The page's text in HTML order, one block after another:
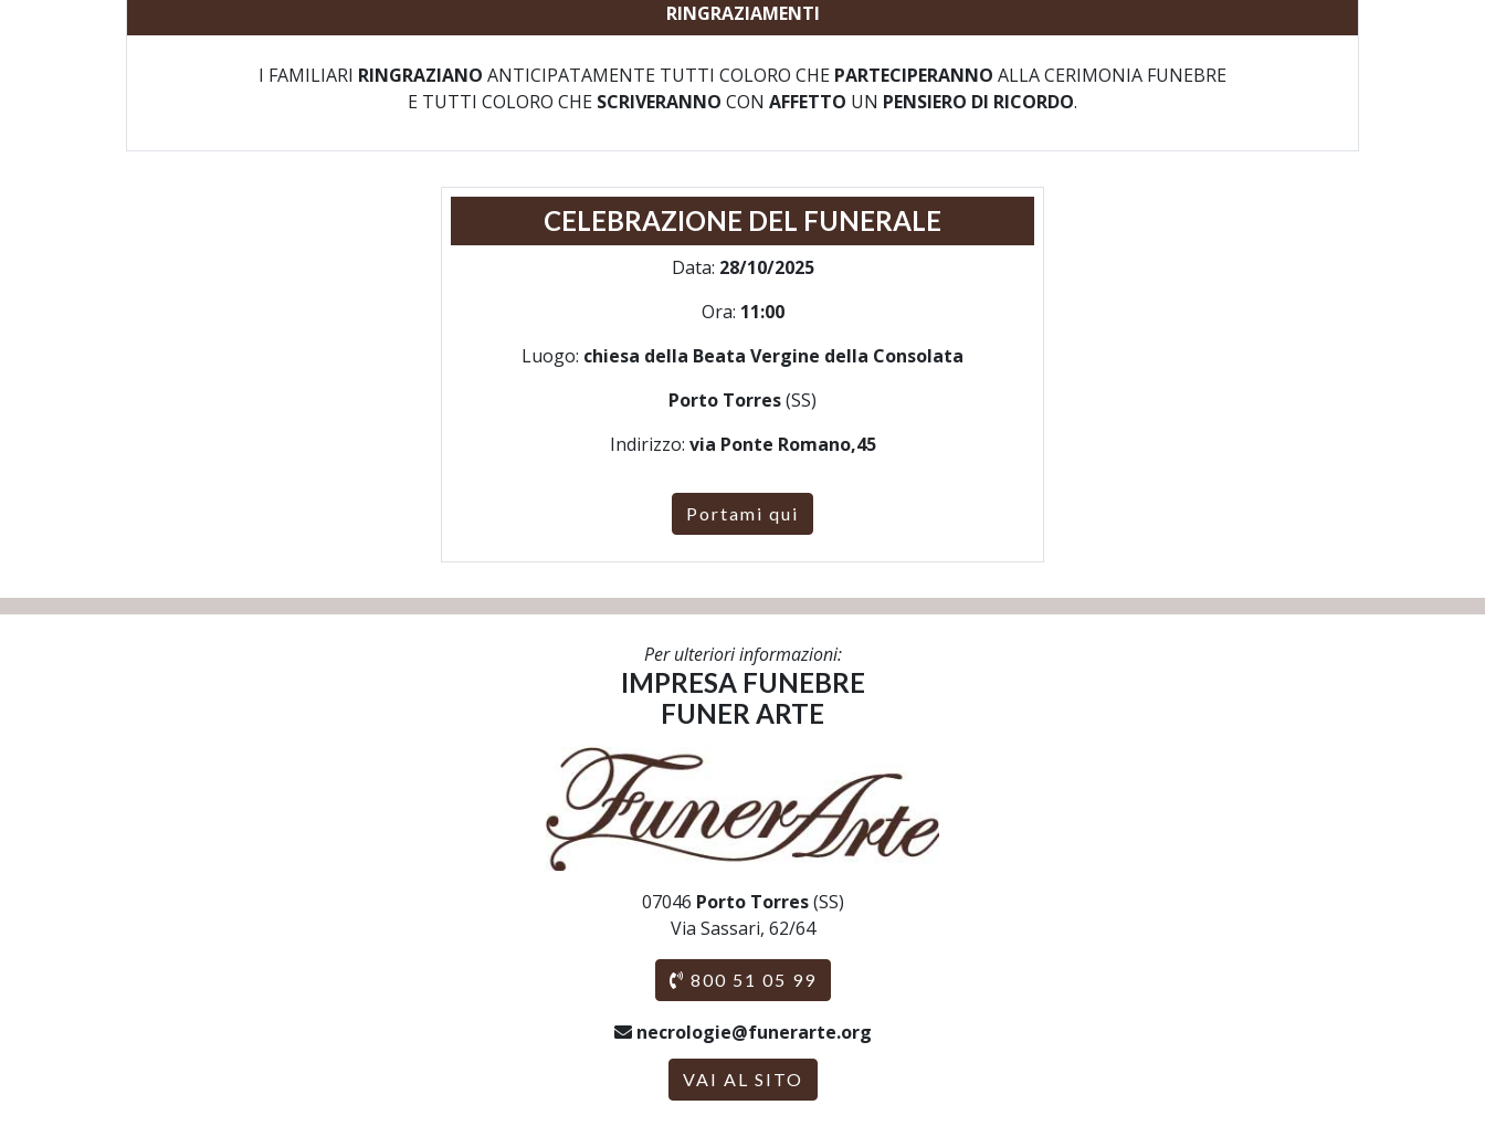
RINGRAZIAMENTI
I FAMILIARI RINGRAZIANO ANTICIPATAMENTE TUTTI COLORO CHE PARTECIPERANNO ALLA CERIMONIA FUNEBRE
E TUTTI COLORO CHE SCRIVERANNO CON AFFETTO UN PENSIERO DI RICORDO.
CELEBRAZIONE DEL FUNERALE
Data: 28/10/2025
Ora: 11:00
Luogo: chiesa della Beata Vergine della Consolata
Porto Torres(SS)
Indirizzo: via Ponte Romano,45
Portami qui
Per ulteriori informazioni:
IMPRESA FUNEBRE
FUNER ARTE
07046 Porto Torres(SS)
Via Sassari, 62/64
800 51 05 99
necrologie@funerarte.org
VAI AL SITO